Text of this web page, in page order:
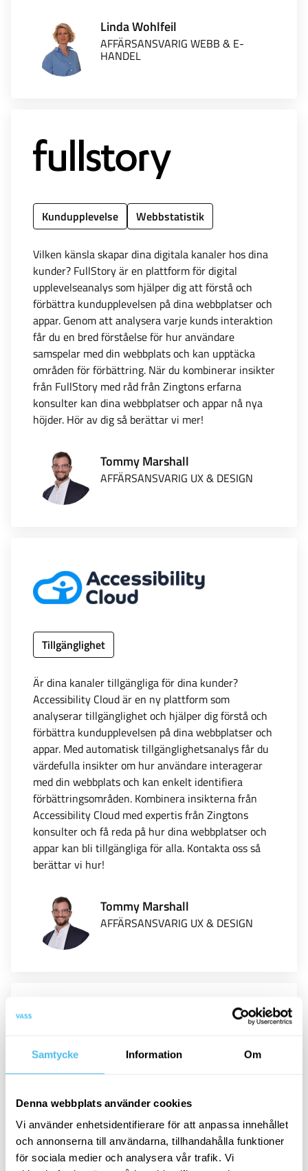
Samtycke Information Om
Denna webbplats använder cookies
Vi använder enhetsidentifierare för att anpassa innehållet
och annonserna till användarna, tillhandahålla funktioner
för sociala medier och analysera vår trafik. Vi
Linda Wohlfeil
AFFÄRSANSVARIG WEBB & E-
HANDEL
Kundupplevelse Webbstatistik
Vilken känsla skapar dina digitala kanaler hos dina
kunder? FullStory är en plattform för digital
upplevelseanalys som hjälper dig att förstå och
förbättra kundupplevelsen på dina webbplatser och
appar. Genom att analysera varje kunds interaktion
får du en bred förståelse för hur användare
samspelar med din webbplats och kan upptäcka
områden för förbättring. När du kombinerar insikter
från FullStory med råd från Zingtons erfarna
konsulter kan dina webbplatser och appar nå nya
höjder. Hör av dig så berättar vi mer!
Tommy Marshall
AFFÄRSANSVARIG UX & DESIGN
Tillgänglighet
Är dina kanaler tillgängliga för dina kunder?
Accessibility Cloud är en ny plattform som
analyserar tillgänglighet och hjälper dig förstå och
förbättra kundupplevelsen på dina webbplatser och
appar. Med automatisk tillgänglighetsanalys får du
värdefulla insikter om hur användare interagerar
med din webbplats och kan enkelt identifiera
förbättringsområden. Kombinera insikterna från
Accessibility Cloud med expertis från Zingtons
konsulter och få reda på hur dina webbplatser och
appar kan bli tillgängliga för alla. Kontakta oss så
berättar vi hur!
Tommy Marshall
AFFÄRSANSVARIG UX & DESIGN
Salesforce är en strategisk partner för Zington och